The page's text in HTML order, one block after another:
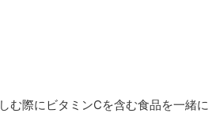
む際にビタミンCを含む食品を一緒に